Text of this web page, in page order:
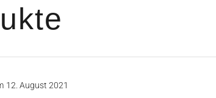
12. August 2021